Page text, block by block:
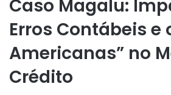
Caso Magalu:
Erros Contábeis e
Americanas” no
Crédito